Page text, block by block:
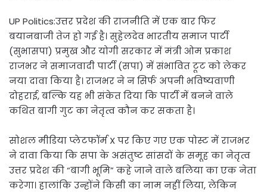
UP Politics:उत्तर प्रदेश की राजनीति में एक बार फिर
बयानबाजी तेज हो गई है। सुहेलदेव भारतीय समाज पार्टी
(सुभासपा) प्रमुख और योगी सरकार में मंत्री ओम प्रकाश
राजभर ने समाजवादी पार्टी (सपा) में संभावित टूट को लेकर
नया दावा किया है। राजभर ने न सिर्फ अपनी भविष्यवाणी
दोहराई, बल्कि यह भी संकेत दिया कि पार्टी में बनने वाले
कथित बागी गुट का नेतृत्व कौन कर सकता है।
सोशल मीडिया प्लेटफॉर्म X पर किए गए एक पोस्ट में राजभर
ने दावा किया कि सपा के असंतुष्ट सांसदों के समूह का नेतृत्व
उत्तर प्रदेश की “बागी भूमि” कहे जाने वाले बलिया का एक नेता
करेगा। हालांकि उन्होंने किसी का नाम नहीं लिया, लेकिन